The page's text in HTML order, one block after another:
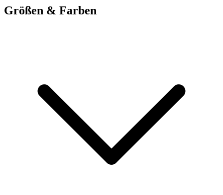
Größen & Farben